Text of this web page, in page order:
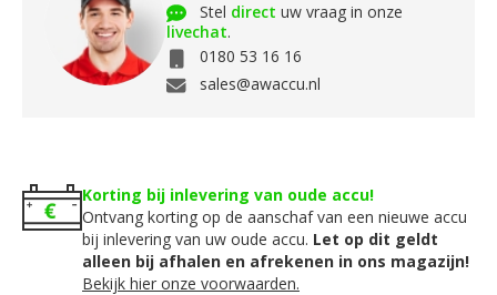
Stel direct uw vraag in onze
livechat.
0180 53 16 16
sales@awaccu.nl
Korting bij inlevering van oude accu!
Ontvang korting op de aanschaf van een nieuwe accu
bij inlevering van uw oude accu. Let op dit geldt
alleen bij afhalen en afrekenen in ons magazijn!
Bekijk hier onze voorwaarden.